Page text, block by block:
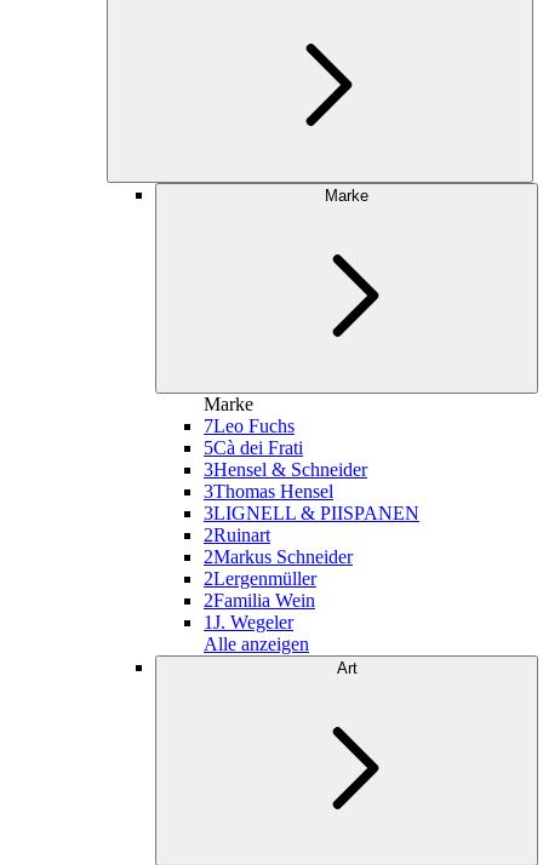
Marke
Marke
7Leo Fuchs
5Cà dei Frati
3Hensel & Schneider
3Thomas Hensel
3LIGNELL & PIISPANEN
2Ruinart
2Markus Schneider
2Lergenmüller
2Familia Wein
1J. Wegeler
Alle anzeigen
Art